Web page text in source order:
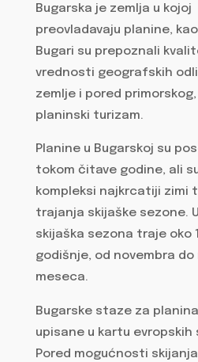
Bugarska je zemlja u kojoj
preovladavaju planine, kao
Bugari su prepoznali
vrednosti geografskih
zemlje i pored
planinski turizam.
Planine u Bugarskoj su
tokom čitave godine, ali
kompleksi najkrcatiji zimi
trajanja skijaške sezone.
skijaška sezona traje oko
godišnje, od novembra do
meseca.
Bugarske staze za
upisane u kartu evropskih
Pored mogućnosti